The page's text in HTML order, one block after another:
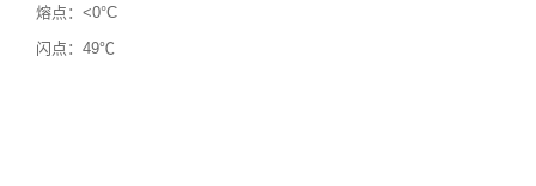
熔点：<0°C
闪点： 49℃